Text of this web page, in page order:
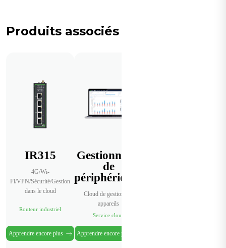
Produits associés
IR315
4G/Wi-
Fi/VPN/Sécurité/Gestion
dans le cloud
Routeur industriel
Apprendre encore plus
Gestionnaire
de
périphériques
Cloud de gestion des
appareils
Service cloud
Apprendre encore plus